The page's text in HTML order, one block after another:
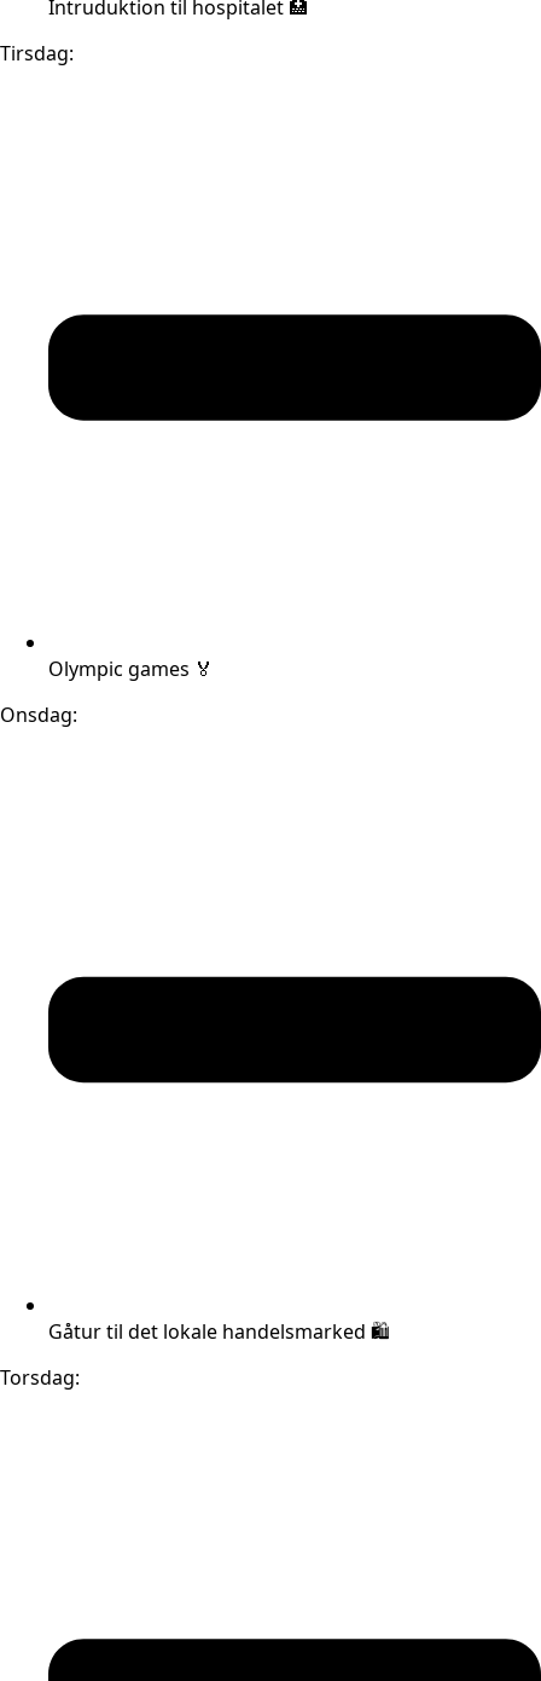
Intruduktion til hospitalet 🏥
Tirsdag:
Olympic games 🏅
Onsdag:
Gåtur til det lokale handelsmarked 🛍️
Torsdag: